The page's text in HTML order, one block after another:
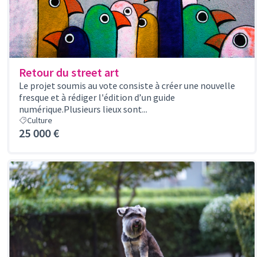
Retour du street art
Le projet soumis au vote consiste à créer une nouvelle
fresque et à rédiger l'édition d’un guide
numérique.Plusieurs lieux sont...
Culture
25 000 €